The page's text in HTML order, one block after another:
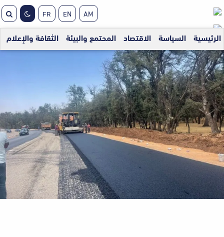
FR EN AM
الرئيسية السياسة الاقتصاد المحتمع والبيئة الثقافة والإعلام